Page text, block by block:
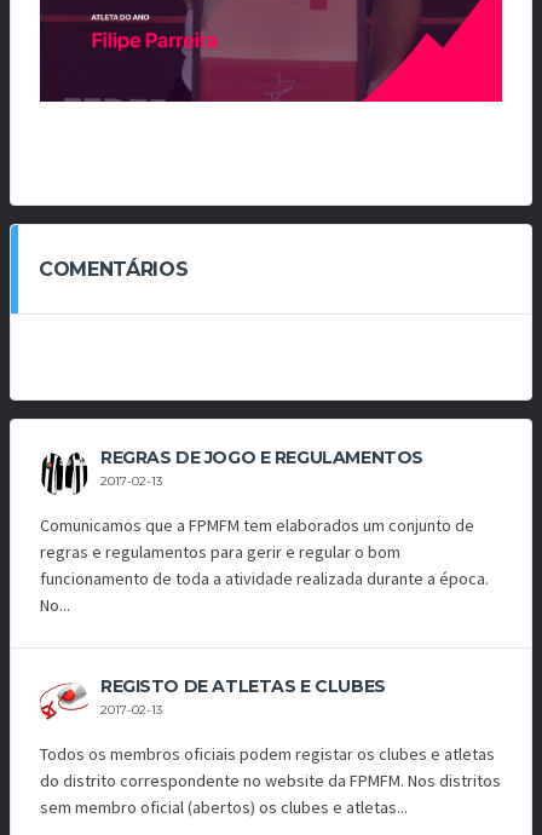
COMENTÁRIOS
REGRAS DE JOGO E REGULAMENTOS
2017-02-13
Comunicamos que a FPMFM tem elaborados um conjunto de
regras e regulamentos para gerir e regular o bom
funcionamento de toda a atividade realizada durante a época.
No...
REGISTO DE ATLETAS E CLUBES
2017-02-13
Todos os membros oficiais podem registar os clubes e atletas
do distrito correspondente no website da FPMFM. Nos distritos
sem membro oficial (abertos) os clubes e atletas...